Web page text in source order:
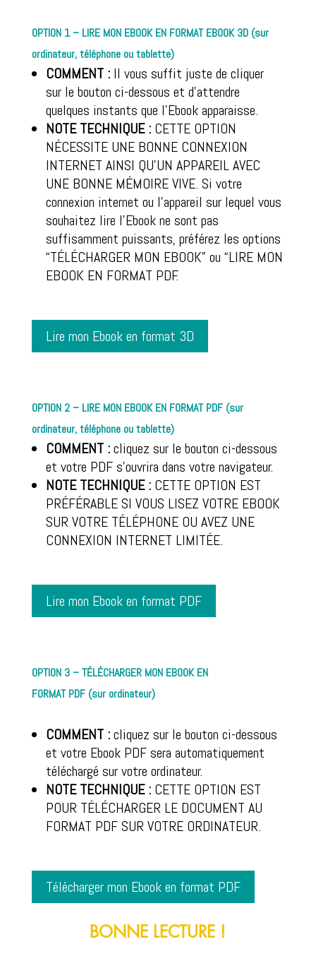
OPTION 1 – LIRE MON EBOOK EN FORMAT EBOOK 3D (sur
ordinateur, téléphone ou tablette)
COMMENT :Il vous suffit juste de cliquer
sur le bouton ci-dessous et d’attendre
quelques instants que l’Ebook apparaisse.
NOTE TECHNIQUE :CETTE OPTION
NÉCESSITE UNE BONNE CONNEXION
INTERNET AINSI QU’UN APPAREIL AVEC
UNE BONNE MÉMOIRE VIVE. Si votre
connexion internet ou l’appareil sur lequel vous
souhaitez lire l’Ebook ne sont pas
suffisamment puissants, préférez les options
“TÉLÉCHARGER MON EBOOK” ou “LIRE MON
EBOOK EN FORMAT PDF.
Lire mon Ebook en format 3D
OPTION 2 – LIRE MON EBOOK EN FORMAT PDF (sur
ordinateur, téléphone ou tablette)
COMMENT :cliquez sur le bouton ci-dessous
et votre PDF s’ouvrira dans votre navigateur.
NOTE TECHNIQUE :CETTE OPTION EST
PRÉFÉRABLE SI VOUS LISEZ VOTRE EBOOK
SUR VOTRE TÉLÉPHONE OU AVEZ UNE
CONNEXION INTERNET LIMITÉE.
Lire mon Ebook en format PDF
OPTION 3 –TÉLÉCHARGERMON EBOOK EN
FORMAT PDF (sur ordinateur)
COMMENT :cliquez sur le bouton ci-dessous
et votre Ebook PDF sera automatiquement
téléchargé sur votre ordinateur.
NOTE TECHNIQUE :CETTE OPTION EST
POUR TÉLÉCHARGER LE DOCUMENT AU
FORMAT PDF SUR VOTRE ORDINATEUR.
Télécharger mon Ebook en format PDF
BONNE LECTURE !